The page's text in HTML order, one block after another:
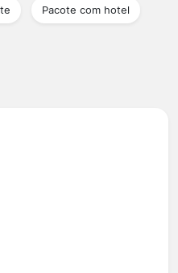
Pacote com hotel